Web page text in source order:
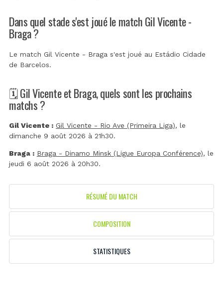
Dans quel stade s'est joué le match Gil Vicente -
Braga ?
Le match Gil Vicente - Braga s'est joué au Estádio Cidade
de Barcelos.
🗓️ Gil Vicente et Braga, quels sont les prochains
matchs ?
Gil Vicente : Gil Vicente - Rio Ave (Primeira Liga), le
dimanche 9 août 2026 à 21h30.
Braga : Braga - Dinamo Minsk (Ligue Europa Conférence), le
jeudi 6 août 2026 à 20h30.
RÉSUMÉ DU MATCH
COMPOSITION
STATISTIQUES